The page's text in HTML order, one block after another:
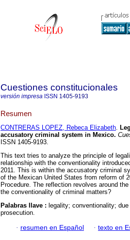
Cuestiones constitucionales
versión impresa ISSN 1405-9193
Resumen
CONTRERAS LOPEZ, Rebeca Elizabeth.
accusatory criminal system in Mexico.
ISSN 1405-9193.
This text tries to analyze the principle of
relationship with the conventionality
2011. This is within the accusatory criminal
of the Mexican United States from reform of
Procedure. The reflection revolves around
the conventionality of criminal matters?
Palabras llave : legality; conventionality;
prosecution.
· resumen en Español · texto en